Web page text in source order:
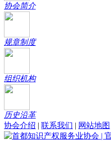
协会简介
规章制度
组织机构
历史沿革
协会介绍
联系我们 网站地图